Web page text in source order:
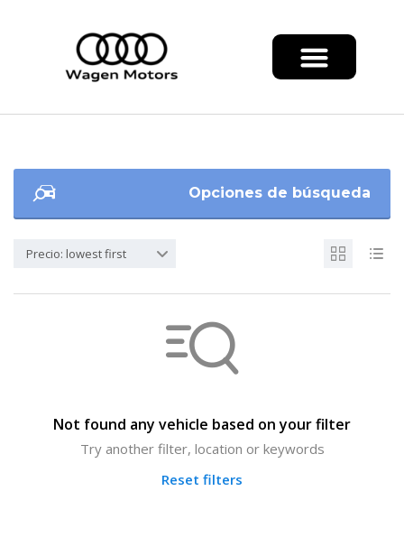
Opciones de búsqueda
Precio: lowest first
Not found any vehicle based on your filter
Try another filter, location or keywords
Reset filters